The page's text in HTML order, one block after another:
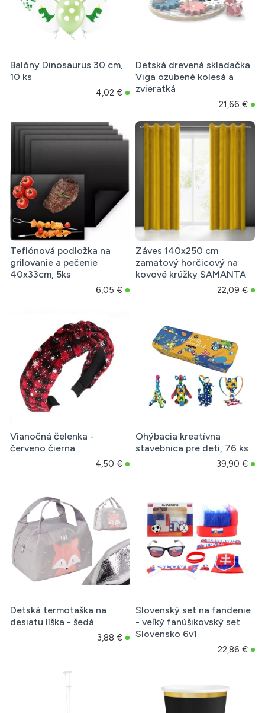
Balóny Dinosaurus 30 cm,
10 ks
4,02 €
Detská drevená skladačka
Viga ozubené kolesá a
zvieratká
21,66 €
Teflónová podložka na
grilovanie a pečenie
40x33cm, 5ks
6,05 €
Záves 140x250 cm
zamatový horčicový na
kovové krúžky SAMANTA
22,09 €
Vianočná čelenka -
červeno čierna
4,50 €
Ohýbacia kreatívna
stavebnica pre deti, 76 ks
39,90 €
Detská termotaška na
desiatu líška - šedá
3,88 €
Slovenský set na fandenie
- veľký fanúšikovský set
Slovensko 6v1
22,86 €